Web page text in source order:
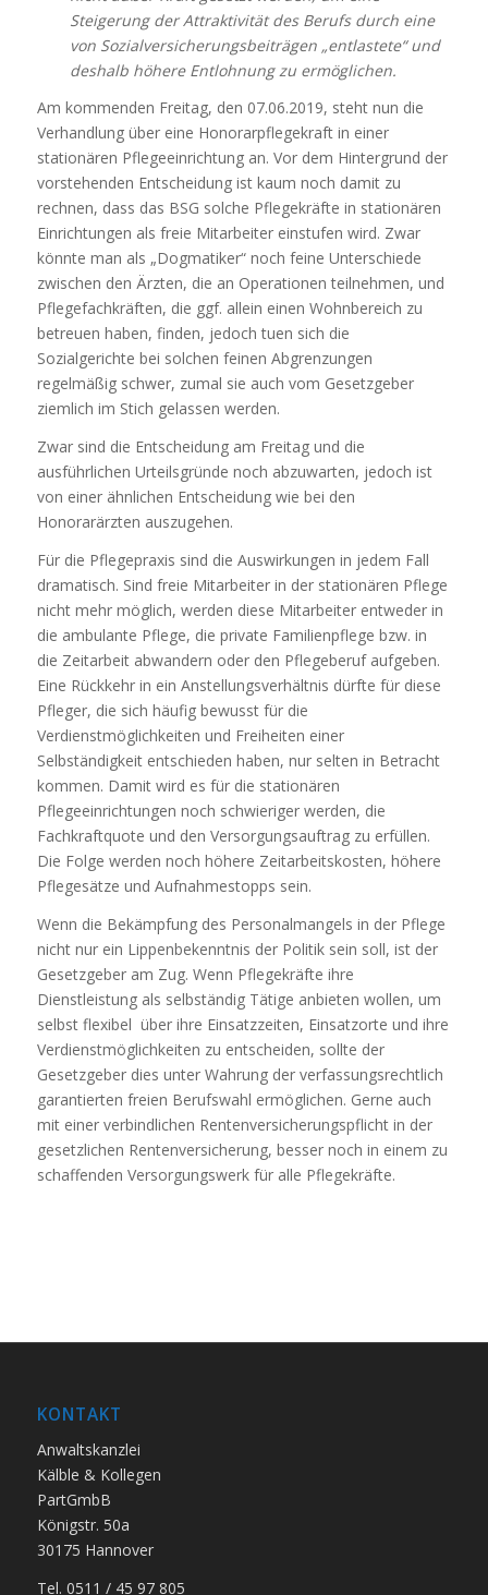
Steigerung der Attraktivität des Berufs durch eine
von Sozialversicherungsbeiträgen „entlastete“ und
deshalb höhere Entlohnung zu ermöglichen.
Am kommenden Freitag, den 07.06.2019, steht nun die
Verhandlung über eine Honorarpflegekraft in einer
stationären Pflegeeinrichtung an. Vor dem Hintergrund der
vorstehenden Entscheidung ist kaum noch damit zu
rechnen, dass das BSG solche Pflegekräfte in stationären
Einrichtungen als freie Mitarbeiter einstufen wird. Zwar
könnte man als „Dogmatiker“ noch feine Unterschiede
zwischen den Ärzten, die an Operationen teilnehmen, und
Pflegefachkräften, die ggf. allein einen Wohnbereich zu
betreuen haben, finden, jedoch tuen sich die
Sozialgerichte bei solchen feinen Abgrenzungen
regelmäßig schwer, zumal sie auch vom Gesetzgeber
ziemlich im Stich gelassen werden.
Zwar sind die Entscheidung am Freitag und die
ausführlichen Urteilsgründe noch abzuwarten, jedoch ist
von einer ähnlichen Entscheidung wie bei den
Honorarärzten auszugehen.
Für die Pflegepraxis sind die Auswirkungen in jedem Fall
dramatisch. Sind freie Mitarbeiter in der stationären Pflege
nicht mehr möglich, werden diese Mitarbeiter entweder in
die ambulante Pflege, die private Familienpflege bzw. in
die Zeitarbeit abwandern oder den Pflegeberuf aufgeben.
Eine Rückkehr in ein Anstellungsverhältnis dürfte für diese
Pfleger, die sich häufig bewusst für die
Verdienstmöglichkeiten und Freiheiten einer
Selbständigkeit entschieden haben, nur selten in Betracht
kommen. Damit wird es für die stationären
Pflegeeinrichtungen noch schwieriger werden, die
Fachkraftquote und den Versorgungsauftrag zu erfüllen.
Die Folge werden noch höhere Zeitarbeitskosten, höhere
Pflegesätze und Aufnahmestopps sein.
Wenn die Bekämpfung des Personalmangels in der Pflege
nicht nur ein Lippenbekenntnis der Politik sein soll, ist der
Gesetzgeber am Zug. Wenn Pflegekräfte ihre
Dienstleistung als selbständig Tätige anbieten wollen, um
selbst flexibel über ihre Einsatzzeiten, Einsatzorte und ihre
Verdienstmöglichkeiten zu entscheiden, sollte der
Gesetzgeber dies unter Wahrung der verfassungsrechtlich
garantierten freien Berufswahl ermöglichen. Gerne auch
mit einer verbindlichen Rentenversicherungspflicht in der
gesetzlichen Rentenversicherung, besser noch in einem zu
schaffenden Versorgungswerk für alle Pflegekräfte.
KONTAKT
Anwaltskanzlei
Kälble & Kollegen
PartGmbB
Königstr. 50a
30175 Hannover
Tel. 0511 / 45 97 805